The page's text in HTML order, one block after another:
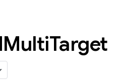
MultiTarget